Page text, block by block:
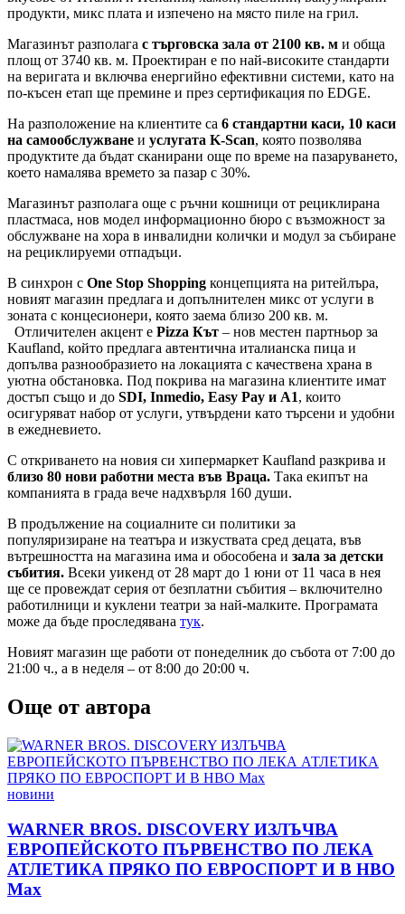
продукти, микс плата и изпечено на място пиле на грил.
Магазинът разполага с търговска зала от 2100 кв. м и обща
площ от 3740 кв. м. Проектиран е по най-високите стандарти
на веригата и включва енергийно ефективни системи, като на
по-късен етап ще премине и през сертификация по EDGE.
На разположение на клиентите са 6 стандартни каси, 10 каси
на самообслужване и услугата K-Scan, която позволява
продуктите да бъдат сканирани още по време на пазаруването,
което намалява времето за пазар с 30%.
Магазинът разполага още с ръчни кошници от рециклирана
пластмаса, нов модел информационно бюро с възможност за
обслужване на хора в инвалидни колички и модул за събиране
на рециклируеми отпадъци.
В синхрон с One Stop Shopping концепцията на ритейлъра,
новият магазин предлага и допълнителен микс от услуги в
зоната с концесионери, която заема близо 200 кв. м.
Отличителен акцент е Pizza Кът – нов местен партньор за
Kaufland, който предлага автентична италианска пица и
допълва разнообразието на локацията с качествена храна в
уютна обстановка. Под покрива на магазина клиентите имат
достъп също и до SDI, Inmedio, Easy Pay и A1, които
осигуряват набор от услуги, утвърдени като търсени и удобни
в ежедневието.
С откриването на новия си хипермаркет Kaufland разкрива и
близо 80 нови работни места във Враца. Така екипът на
компанията в града вече надхвърля 160 души.
В продължение на социалните си политики за
популяризиране на театъра и изкуствата сред децата, във
вътрешността на магазина има и обособена и зала за детски
събития. Всеки уикенд от 28 март до 1 юни от 11 часа в нея
ще се провеждат серия от безплатни събития – включително
работилници и куклени театри за най-малките. Програмата
може да бъде проследявана тук.
Новият магазин ще работи от понеделник до събота от 7:00 до
21:00 ч., а в неделя – от 8:00 до 20:00 ч.
Още от автора
Posted
новини
WARNER BROS. DISCOVERY ИЗЛЪЧВА
ЕВРОПЕЙСКОТО ПЪРВЕНСТВО ПО ЛЕКА
АТЛЕТИКА ПРЯКО ПО ЕВРОСПОРТ И В НВО
Мах